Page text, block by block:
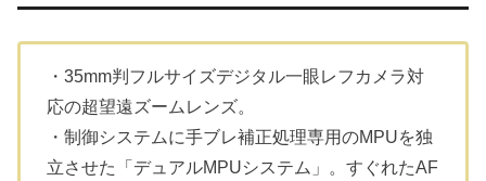
・35mm判フルサイズデジタル一眼レフカメラ対
応の超望遠ズームレンズ。
・制御システムに手ブレ補正処理専用のMPUを独
立させた「デュアルMPUシステム」。すぐれたAF